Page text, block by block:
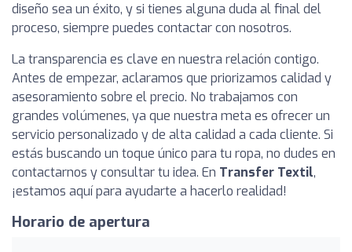
diseño sea un éxito, y si tienes alguna duda al final del
proceso, siempre puedes contactar con nosotros.
La transparencia es clave en nuestra relación contigo.
Antes de empezar, aclaramos que priorizamos calidad y
asesoramiento sobre el precio. No trabajamos con
grandes volúmenes, ya que nuestra meta es ofrecer un
servicio personalizado y de alta calidad a cada cliente. Si
estás buscando un toque único para tu ropa, no dudes en
contactarnos y consultar tu idea. En Transfer Textil,
¡estamos aquí para ayudarte a hacerlo realidad!
Horario de apertura